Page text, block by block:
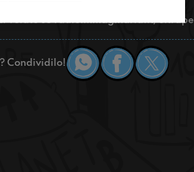
volate su radioimmaginaria.it/oltrape
Condividilo!